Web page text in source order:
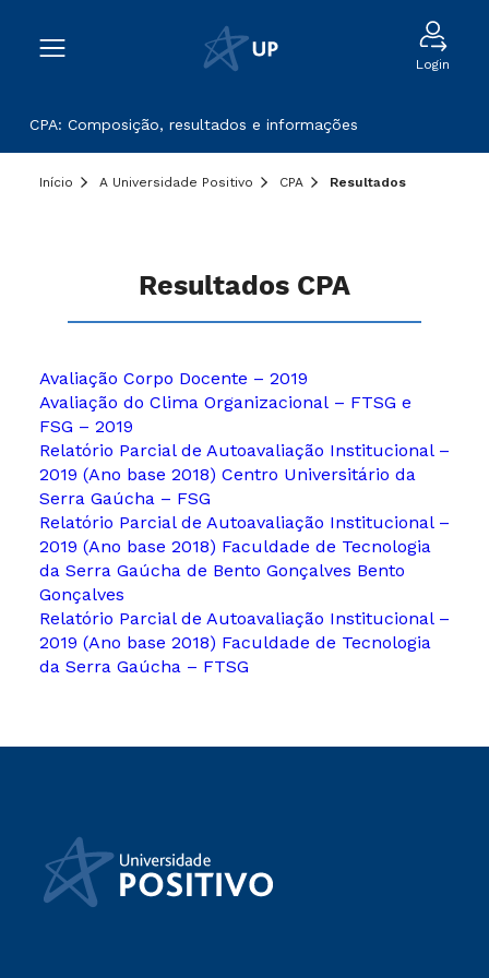
Login
CPA: Composição, resultados e informações
Início A Universidade Positivo CPA Resultados
Resultados CPA
Avaliação Corpo Docente – 2019
Avaliação do Clima Organizacional – FTSG e
FSG – 2019
Relatório Parcial de Autoavaliação Institucional –
2019 (Ano base 2018) Centro Universitário da
Serra Gaúcha – FSG
Relatório Parcial de Autoavaliação Institucional –
2019 (Ano base 2018) Faculdade de Tecnologia
da Serra Gaúcha de Bento Gonçalves Bento
Gonçalves
Relatório Parcial de Autoavaliação Institucional –
2019 (Ano base 2018) Faculdade de Tecnologia
da Serra Gaúcha – FTSG